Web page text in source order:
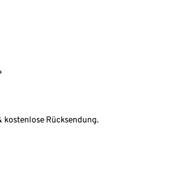
kostenlose Rücksendung.